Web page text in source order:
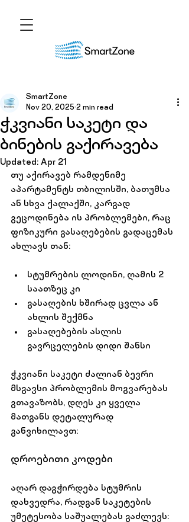
ჭკვიანი საკეტი და
ბინების გაქირავება
SmartZone
Nov 20, 2025 2 min read
Updated: Apr 21
თუ აქირავებ რამდენიმე
აპარტამენტს თბილისში, ბათუმსა
ან სხვა ქალაქში, კარგად
გეცოდინება ის პრობლემები, რაც
ფიზიკური გასაღებების გადაცემას
ახლავს თან:
სტუმრების ლოდინი, ღამის 2
საათზეც კი
გასაღების ხშირად ცვლა ან
ახლის შექმნა
გასაღებების ასლის
გავრცელების დიდი შანსი
ჭკვიანი საკეტი ძალიან ბევრი
მსგავსი პრობლემის მოგვარებას
გთავაზობს, დღეს კი ყველა
მათგანს დეტალურად
განვიხილავთ:
დროებითი კოდები
აღარ დაგჭირდება სტუმრის
დახვედრა, რადგან საკეტების
უმეტესობა საშუალებას გაძლევს: